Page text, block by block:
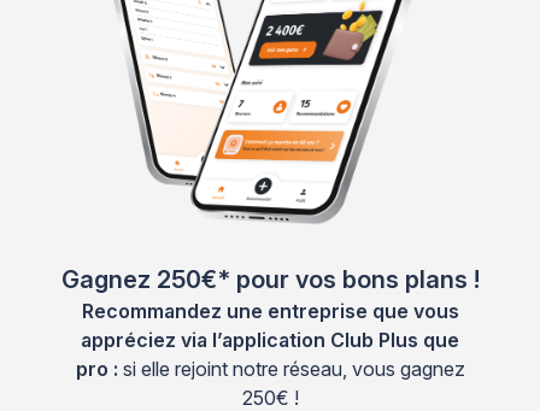
Gagnez 250€* pour vos bons plans !
Recommandez une entreprise que vous
appréciez via l’application Club Plus que
pro : si elle rejoint notre réseau, vous gagnez
250€ !